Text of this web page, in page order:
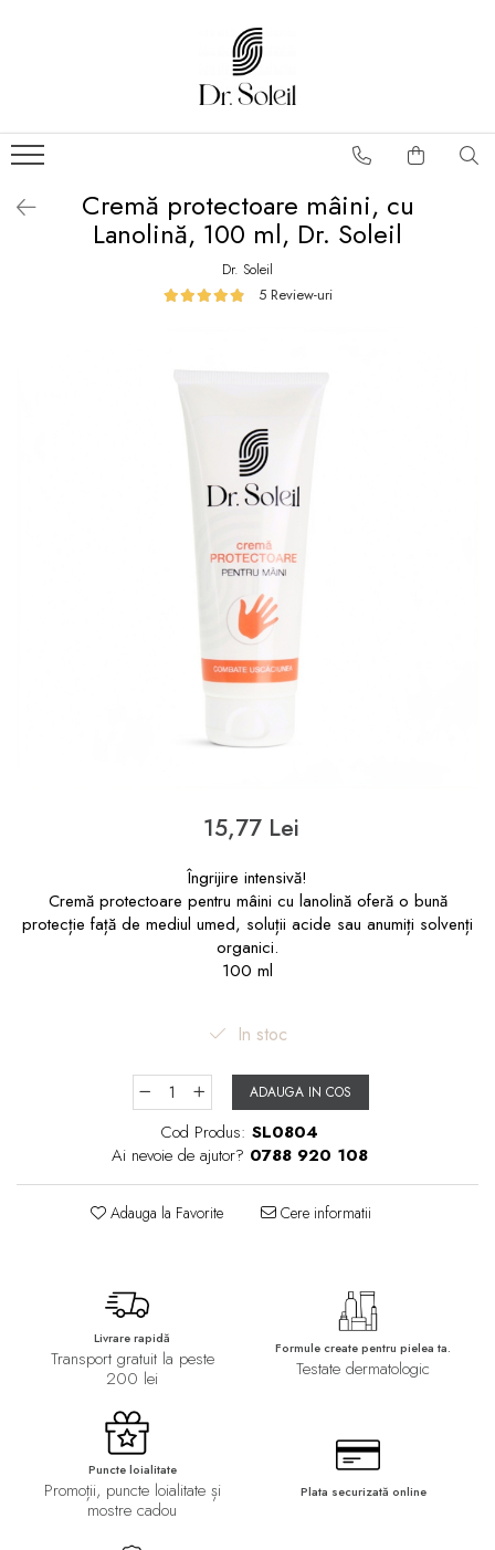
Cremă protectoare mâini, cu
Lanolină, 100 ml, Dr. Soleil
Dr. Soleil
5 Review-uri
15,77 Lei
Îngrijire intensivă!
Cremă protectoare pentru mâini cu lanolină oferă o bună
protecție față de mediul umed, soluții acide sau anumiți solvenți
organici.
100 ml
In stoc
ADAUGA IN COS
Cod Produs: SL0804
Ai nevoie de ajutor? 0788 920 108
Adauga la Favorite Cere informatii
Livrare rapidă
Transport gratuit la peste
200 lei
Formule create pentru pielea ta.
Testate dermatologic
Puncte loialitate
Promoții, puncte loialitate și
mostre cadou
Plata securizată online